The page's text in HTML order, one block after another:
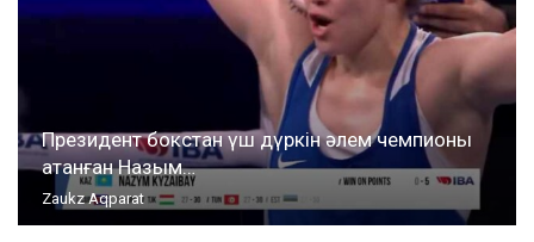
Президент бокстан үш дүркін әлем чемпионы
атанған Назым…
Zaukz Aqparat